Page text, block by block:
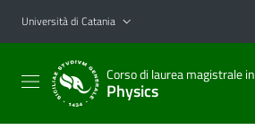
Vai al contenuto principale
Vai al menu di navigazione
Università di Catania
Corso di laurea magistrale in
Physics